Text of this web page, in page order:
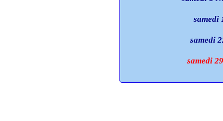
samedi
samedi
samedi